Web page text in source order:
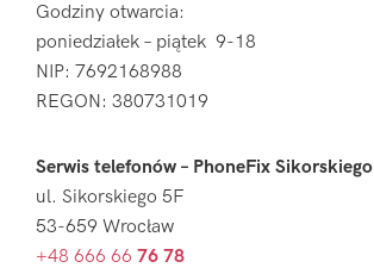
Godziny otwarcia:
poniedziałek – piątek 9-18
NIP: 7692168988
REGON: 380731019
Serwis telefonów – PhoneFix Sikorskiego
ul. Sikorskiego 5F
53-659 Wrocław
+48 666 66 76 78